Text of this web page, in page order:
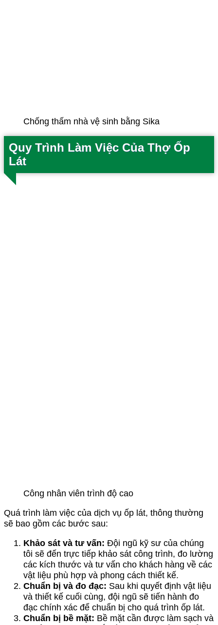
Chống thấm nhà vệ sinh bằng Sika
Quy Trình Làm Việc Của Thợ Ốp
Lát
Công nhân viên trình độ cao
Quá trình làm việc của dịch vụ ốp lát, thông thường
sẽ bao gồm các bước sau:
Khảo sát và tư vấn: Đội ngũ kỹ sư của chúng
tôi sẽ đến trực tiếp khảo sát công trình, đo lường
các kích thước và tư vấn cho khách hàng về các
vật liệu phù hợp và phong cách thiết kế.
Chuẩn bị và đo đạc: Sau khi quyết định vật liệu
và thiết kế cuối cùng, đội ngũ sẽ tiến hành đo
đạc chính xác để chuẩn bị cho quá trình ốp lát.
Chuẩn bị bề mặt: Bề mặt cần được làm sạch và